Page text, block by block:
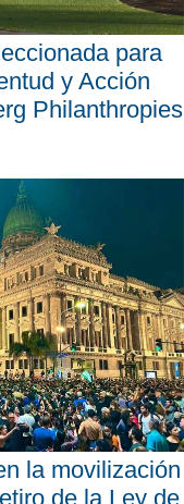
para
y Acción
Philanthropies
la movilización
de la Ley de